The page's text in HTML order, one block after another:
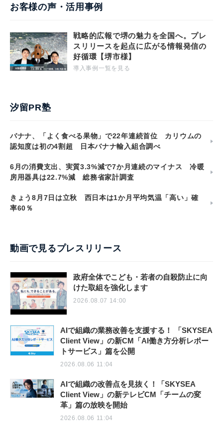
お客様の声・活用事例
戦略的広報で堺の魅力を全国へ。プレ
スリリースを起点に広がる情報発信の
好循環【堺市様】
導入事例一覧を見る
汐留PR塾
バナナ、「よく食べる果物」で22年連続首位 カリウムの
認知度は初の4割超 日本バナナ輸入組合調べ
6月の消費支出、実質3.3%減で7か月連続のマイナス 冷暖
房用器具は22.7%減 総務省家計調査
きょう8月7日は立秋 西日本は1か月平均気温「高い」確
率60％
動画で見るプレスリリース
政府全体でこども・若者の自殺防止に向
けた取組を強化します
2026.08.07 14:00
AIで組織の業務改善を支援する！ 「SKYSEA
Client View」の新CM「AI働き方分析レポー
トサービス」篇を公開
2026.08.06 11:04
AIで組織の改善点を見抜く！「SKYSEA
Client View」の新テレビCM「チームの変
革」篇の放映を開始
2026.08.06 11:04